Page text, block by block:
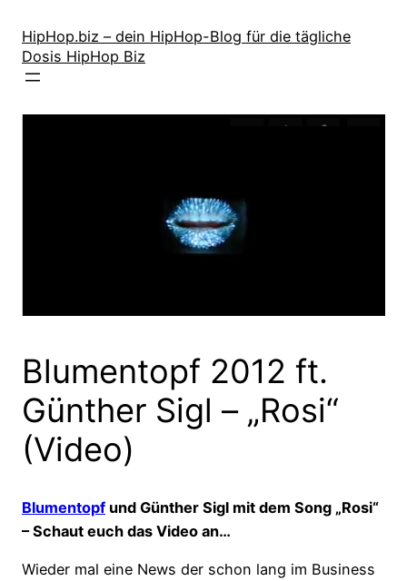
Inhalt
springen
HipHop.biz – dein HipHop-Blog für die tägliche
Dosis HipHop Biz
Blumentopf 2012 ft.
Günther Sigl – „Rosi“
(Video)
Blumentopf und Günther Sigl mit dem Song „Rosi“
– Schaut euch das Video an…
Wieder mal eine News der schon lang im Business